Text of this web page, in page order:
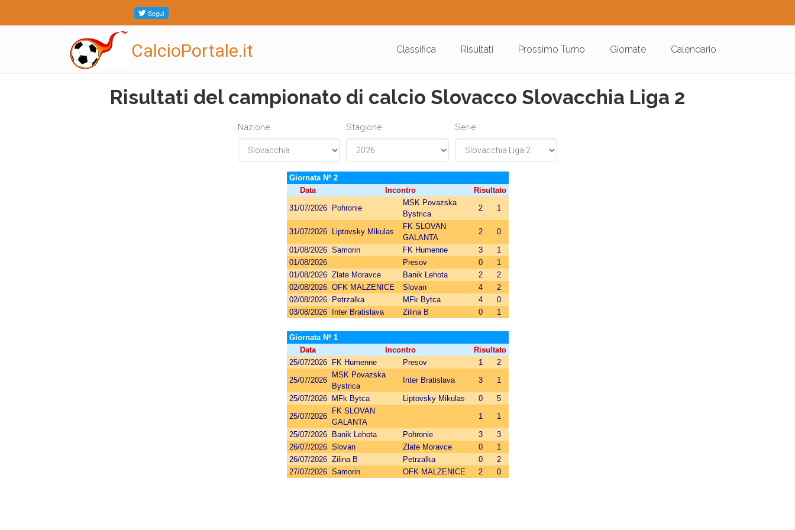
CalcioPortale.it Classifica Risultati Prossimo Turno Giornate Calendario
Risultati del campionato di calcio Slovacco Slovacchia Liga 2
Nazione Stagione Serie
Giornata Nº 2
Data
Incontro
Risultato
31/07/2026
Pohronie
MSK Povazska
Bystrica
2 1
31/07/2026 Liptovsky Mikulas
FK SLOVAN
GALANTA
2 0
01/08/2026 Samorin FK Humenne 3
1
01/08/2026
Presov 0
1
01/08/2026 Zlate Moravce Banik Lehota 2
2
02/08/2026 OFK MALZENICE Slovan 4
2
02/08/2026
Petrzalka MFk Bytca 4
0
03/08/2026
Inter Bratislava Zilina B 0 1
Giornata Nº 1
Data
Incontro
Risultato
25/07/2026
FK Humenne Presov 1
2
25/07/2026
MSK Povazska
Bystrica
Inter Bratislava 3 1
25/07/2026 MFk Bytca Liptovsky Mikulas 0
5
25/07/2026
FK SLOVAN
GALANTA
1 1
25/07/2026 Banik Lehota Pohronie 3
3
26/07/2026 Slovan Zlate Moravce 0
1
26/07/2026 Zilina B Petrzalka 0
2
27/07/2026 Samorin OFK MALZENICE 2 0